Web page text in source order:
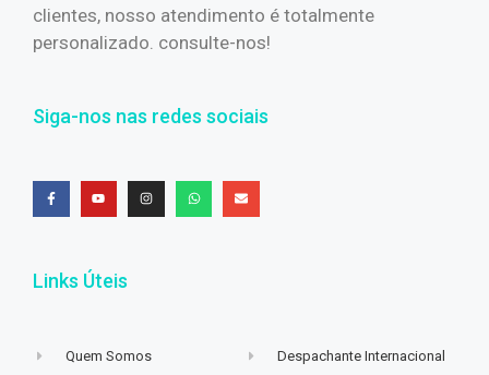
clientes, nosso atendimento é totalmente
personalizado. consulte-nos!
Siga-nos nas redes sociais
Links Úteis
Quem Somos Despachante Internacional